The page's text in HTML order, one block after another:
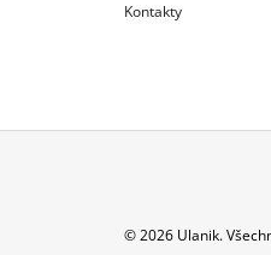
Kontakty
© 2026 Ulanik.